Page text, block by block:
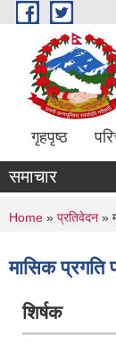
Skip to main content
गृहपृष्ठ
समाचार
You are
Home » प्रतिवेदन »
मासिक प्रगति
शिर्षक